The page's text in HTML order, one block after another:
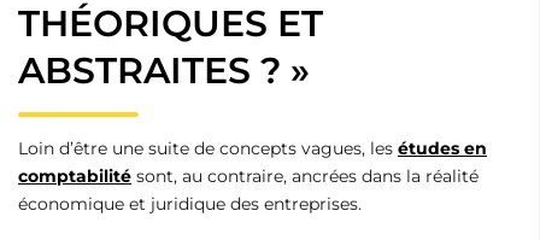
THÉORIQUES ET
ABSTRAITES ? »
Loin d’être une suite de concepts vagues, les études en
comptabilité sont, au contraire, ancrées dans la réalité
économique et juridique des entreprises.